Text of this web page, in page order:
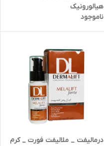
هیالورونیک
ناموجود
درمالیفت _ ملالیفت فورت _ کرم